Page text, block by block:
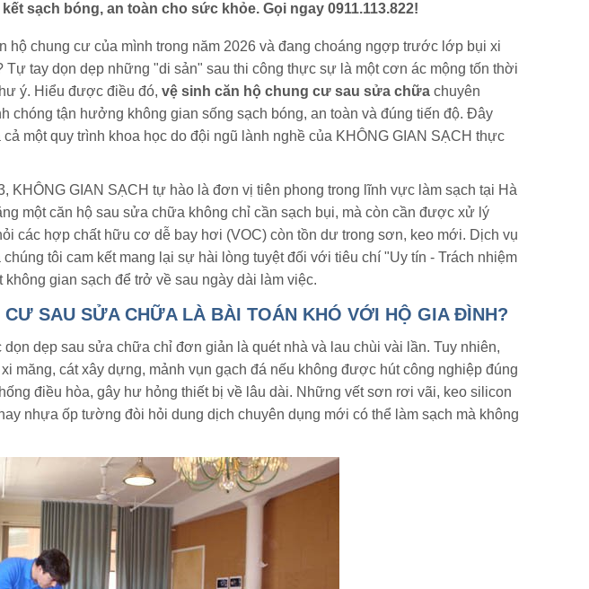
sạch bóng, an toàn cho sức khỏe. Gọi ngay 0911.113.822!
hộ chung cư của mình trong năm 2026 và đang choáng ngợp trước lớp bụi xi
Tự tay dọn dẹp những "di sản" sau thi công thực sự là một cơn ác mộng tốn thời
ý. Hiểu được điều đó, vệ sinh căn hộ chung cư sau sửa chữa chuyên
chóng tận hưởng không gian sống sạch bóng, an toàn và đúng tiến độ. Đây
một quy trình khoa học do đội ngũ lành nghề của KHÔNG GIAN SẠCH thực
KHÔNG GIAN SẠCH tự hào là đơn vị tiên phong trong lĩnh vực làm sạch tại Hà
một căn hộ sau sửa chữa không chỉ cần sạch bụi, mà còn cần được xử lý
các hợp chất hữu cơ dễ bay hơi (VOC) còn tồn dư trong sơn, keo mới. Dịch vụ
chúng tôi cam kết mang lại sự hài lòng tuyệt đối với tiêu chí "Uy tín - Trách nhiệm
gian sạch để trở về sau ngày dài làm việc.
CƯ SAU SỬA CHỮA LÀ BÀI TOÁN KHÓ VỚI HỘ GIA ĐÌNH?
dẹp sau sửa chữa chỉ đơn giản là quét nhà và lau chùi vài lần. Tuy nhiên,
măng, cát xây dựng, mảnh vụn gạch đá nếu không được hút công nghiệp đúng
điều hòa, gây hư hỏng thiết bị về lâu dài. Những vết sơn rơi vãi, keo silicon
nhựa ốp tường đòi hỏi dung dịch chuyên dụng mới có thể làm sạch mà không